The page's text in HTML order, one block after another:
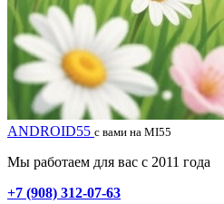
ANDROID55 с вами на MI55
Мы работаем для вас с 2011 года
+7 (908) 312-07-63